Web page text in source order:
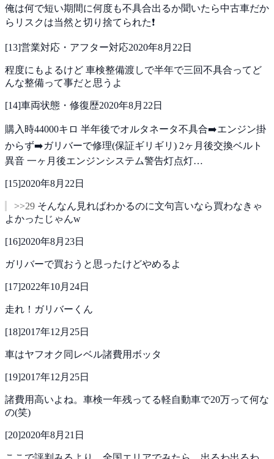
俺は何で短い期間に何度も不具合出るか聞いたら中古車だか
らリスクは当然と切り捨てられた❗
[13]営業対応・アフター対応2020年8月22日
程度にもよるけど 車検整備渡しで半年で三回不具合ってど
んな整備って事だと思うよ
[14]車両状態・修復歴2020年8月22日
購入時44000キロ 半年後でオルタネータ不具合➡️エンジン掛
からず➡️ガリバーで修理(保証ギリギリ) 2ヶ月後交換ベルト
異音 一ヶ月後エンジンシステム警告灯点灯…
[15]2020年8月22日
>>29 そんなん見ればわかるのに文句言いなら買わなきゃ
よかったじゃんw
[16]2020年8月23日
ガリバーで買おうと思ったけどやめるよ
[17]2022年10月24日
走れ！ガリバーくん
[18]2017年12月25日
車はヤフオク同レベル諸費用ボッタ
[19]2017年12月25日
諸費用高いよね。車検一年残ってる軽自動車で20万って何な
の(笑)
[20]2020年8月21日